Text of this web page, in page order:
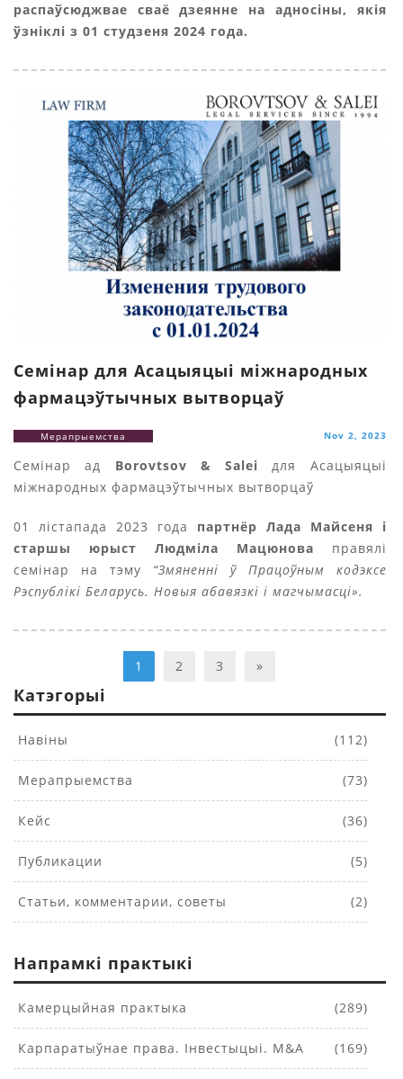
распаўсюджвае сваё дзеянне на адносіны, якія
ўзніклі з 01 студзеня 2024 года.
Семінар для Асацыяцыі міжнародных
фармацэўтычных вытворцаў
Мерапрыемства Nov 2, 2023
Семінар ад Borovtsov & Saleiдля Асацыяцыі
міжнародных фармацэўтычных вытворцаў
01 лістапада 2023 года партнёр Лада Майсеня і
старшы юрыст Людміла Мацюнова правялі
семінар на тэму “Змяненні ў Працоўным кодэксе
Рэспублікі Беларусь. Новыя абавязкі і магчымасці».
1 2 3 »
Катэгорыі
Навіны (112)
Мерапрыемства (73)
Кейс (36)
Публикации (5)
Статьи, комментарии, советы (2)
Напрамкі практыкі
Камерцыйная практыка (289)
Карпаратыўнае права. Інвестыцыі. M&A (169)